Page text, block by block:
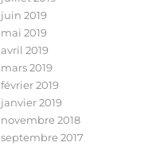
juin 2019
mai 2019
avril 2019
mars 2019
février 2019
janvier 2019
novembre 2018
septembre 2017